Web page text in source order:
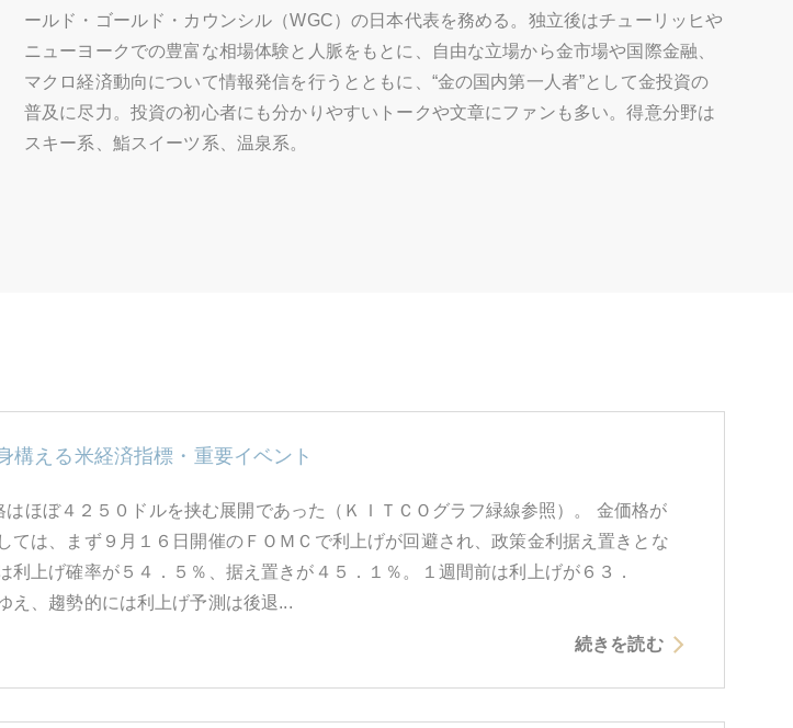
ールド・ゴールド・カウンシル（WGC）の日本代表を務める。独立後はチューリッヒや
ニューヨークでの豊富な相場体験と人脈をもとに、自由な立場から金市場や国際金融、
マクロ経済動向について情報発信を行うとともに、“金の国内第一人者”として金投資の
普及に尽力。投資の初心者にも分かりやすいトークや文章にファンも多い。得意分野は
スキー系、鮨スイーツ系、温泉系。
構える米経済指標・重要イベント
ほぼ４２５０ドルを挟む展開であった（ＫＩＴＣＯグラフ緑線参照）。 金価格が
ては、まず９月１６日開催のＦＯＭＣで利上げが回避され、政策金利据え置きとな
利上げ確率が５４．５％、据え置きが４５．１％。１週間前は利上げが６３．
え、趨勢的には利上げ予測は後退...
続きを読む